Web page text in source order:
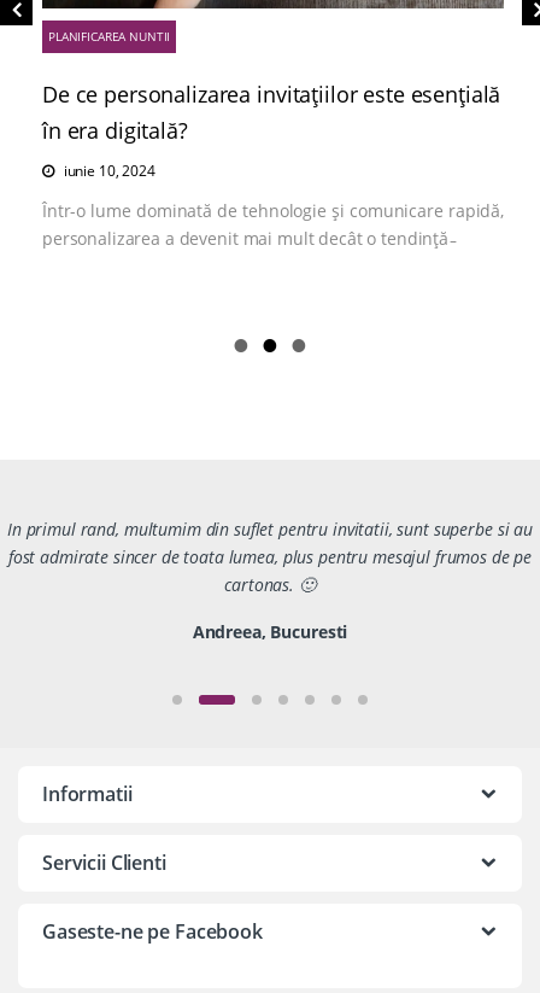
PLANIFICAREA NUNTII
De ce personalizarea invitațiilor este esențială
în era digitală?
iunie 10, 2024
Într-o lume dominată de tehnologie și comunicare rapidă,
personalizarea a devenit mai mult decât o tendință ̵
In primul rand, multumim din suflet pentru invitatii, sunt superbe si au
fost admirate sincer de toata lumea, plus pentru mesajul frumos de pe
cartonas. 🙂
Andreea, Bucuresti
Informatii
Servicii Clienti
Gaseste-ne pe Facebook